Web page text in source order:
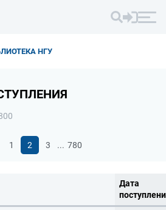
НГУ
1 2 3 ... 780
Дата